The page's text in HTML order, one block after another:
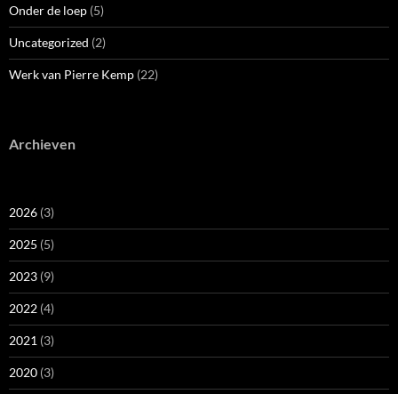
Onder de loep (5)
Uncategorized (2)
Werk van Pierre Kemp (22)
Archieven
2026 (3)
2025 (5)
2023 (9)
2022 (4)
2021 (3)
2020 (3)